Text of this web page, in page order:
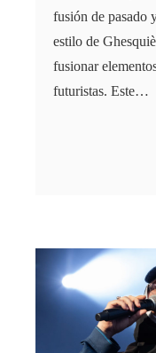
fusión de pasado
estilo de
fusionar
futuristas. Este…